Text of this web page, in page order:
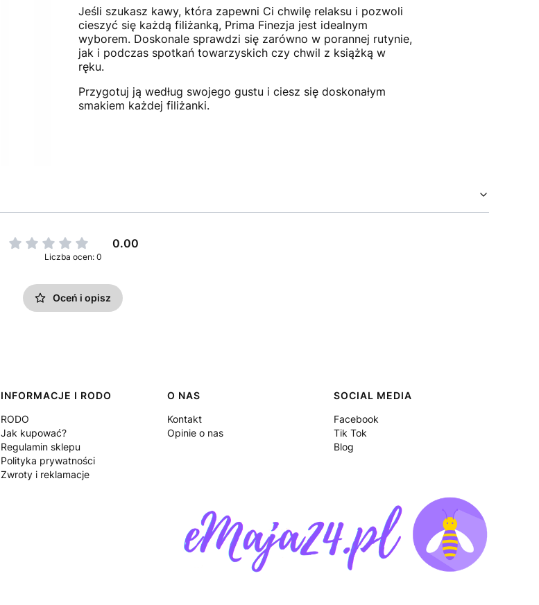
Jeśli szukasz kawy, która zapewni Ci chwilę relaksu i pozwoli
cieszyć się każdą filiżanką, Prima Finezja jest idealnym
wyborem. Doskonale sprawdzi się zarówno w porannej rutynie,
jak i podczas spotkań towarzyskich czy chwil z książką w
ręku.
Przygotuj ją według swojego gustu i ciesz się doskonałym
smakiem każdej filiżanki.
0.00
Liczba ocen: 0
Oceń i opisz
INFORMACJE I RODO
RODO
Jak kupować?
Regulamin sklepu
Polityka prywatności
Zwroty i reklamacje
O NAS
Kontakt
Opinie o nas
SOCIAL MEDIA
Facebook
Tik Tok
Blog